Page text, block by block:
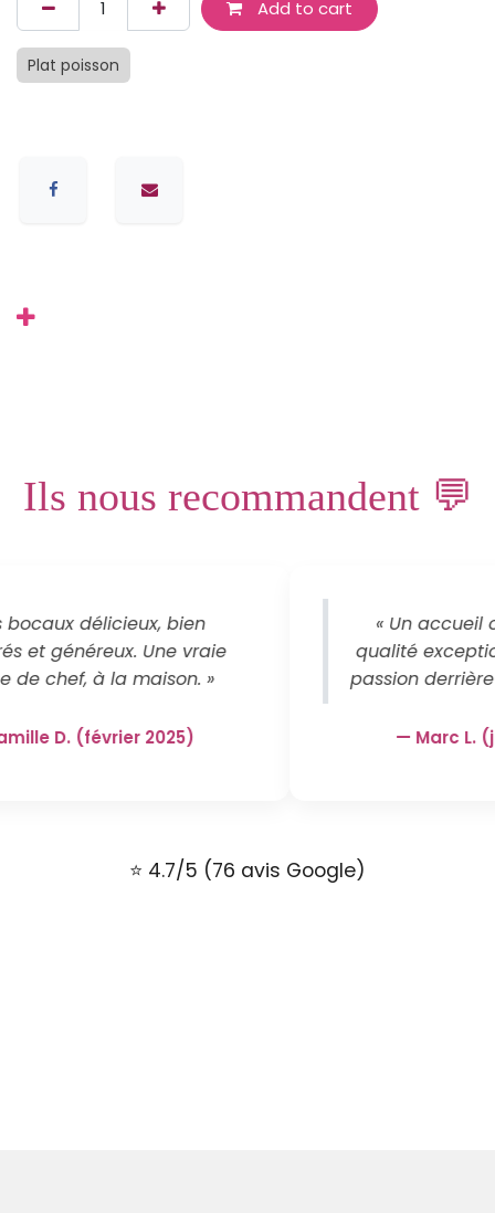
Add to cart
Plat poisson
Ils nous recommandent 💬
bocaux délicieux, bien
et généreux. Une vraie
de chef, à la maison. »
D. (février 2025)
« Un accueil
qualité
passion
— Marc L.
⭐ 4.7/5 (76 avis Google)